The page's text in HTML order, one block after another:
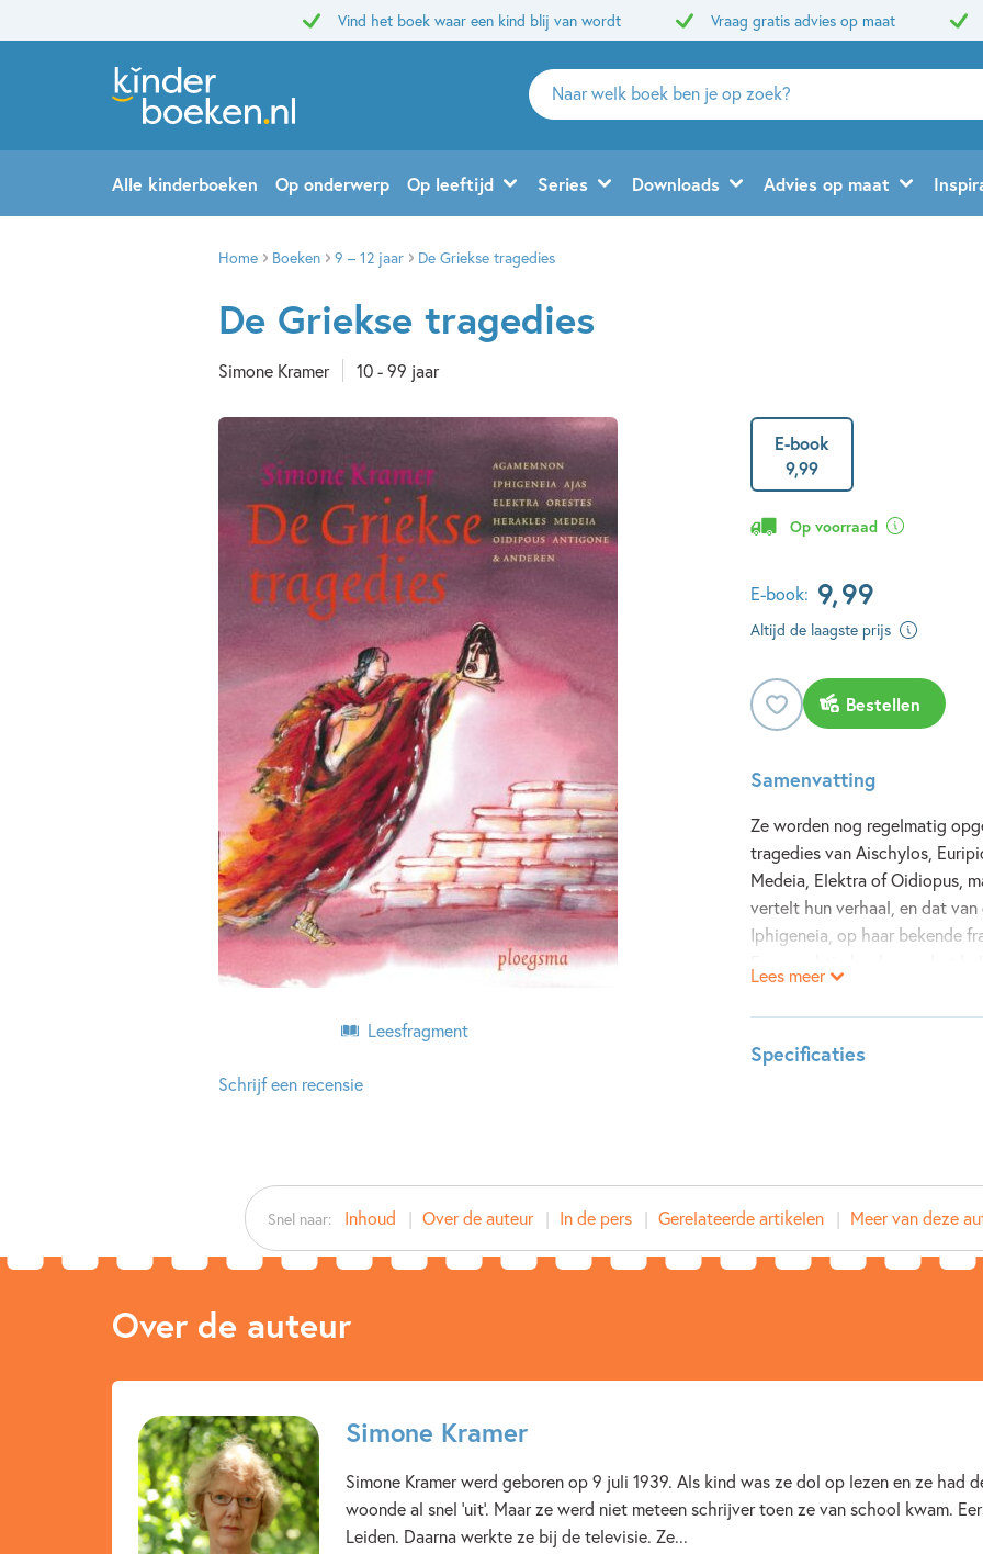
Vind het boek waar een kind blij van wordt Vraag gratis advies op maat
Zoeken
naar
en
uitgevers
Alle kinderboeken Op onderwerp Op leeftijd Series Downloads Advies op maat
Home Boeken 9 – 12 jaar De Griekse tragedies
De Griekse tragedies
Simone Kramer 10 - 99 jaar
Leesfragment
Schrijf een recensie
E-book
9,99
Op voorraad
E-book: 9,99
Altijd de laagste prijs
Bestellen
Samenvatting
Ze worden nog regelmatig
tragedies van Aischylos,
Medeia, Elektra of Oidiopus,
vertelt hun verhaal, en dat van
Iphigeneia, op haar bekende
volwassenen die hun
Els van Egeraat.
Lees meer
Specificaties
Auteur(s):
Simone
Prijs:
9,99
Sprookjes,
Snel naar: Inhoud Over de auteur In de pers Gerelateerde artikelen Meer van deze
Over de auteur
Simone Kramer
Simone Kramer werd geboren op 9 juli 1939. Als kind was ze dol op lezen en ze had
woonde al snel 'uit'. Maar ze werd niet meteen schrijver toen ze van school kwam.
Leiden. Daarna werkte ze bij de televisie. Ze...